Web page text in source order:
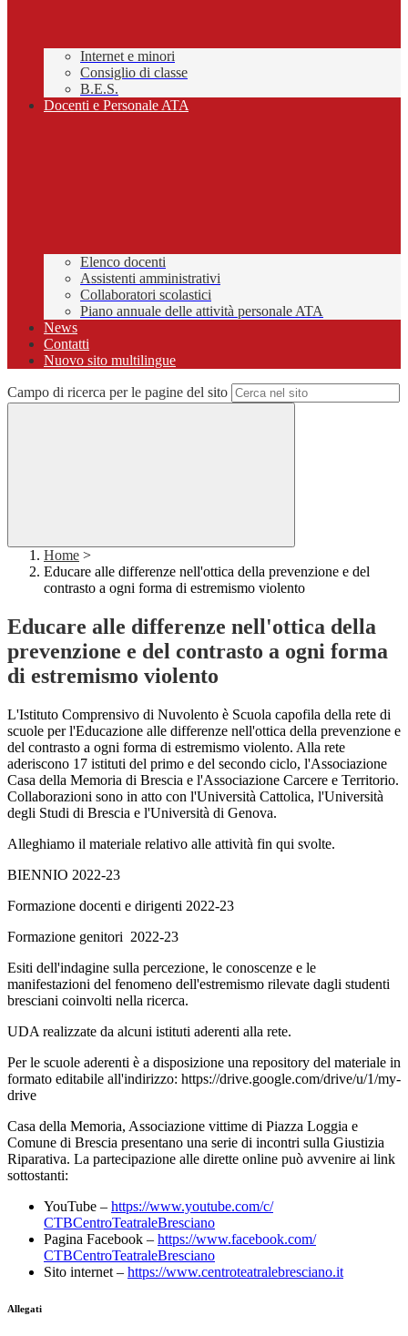
Internet e minori
Consiglio di classe
B.E.S.
Docenti e Personale ATA
Elenco docenti
Assistenti amministrativi
Collaboratori scolastici
Piano annuale delle attività personale ATA
News
Contatti
Nuovo sito multilingue
Campo di ricerca per le pagine del sito
Home >
Educare alle differenze nell'ottica della prevenzione e del
contrasto a ogni forma di estremismo violento
Educare alle differenze nell'ottica della
prevenzione e del contrasto a ogni forma
di estremismo violento
L'Istituto Comprensivo di Nuvolento è Scuola capofila della rete di
scuole per l'Educazione alle differenze nell'ottica della prevenzione e
del contrasto a ogni forma di estremismo violento. Alla rete
aderiscono 17 istituti del primo e del secondo ciclo, l'Associazione
Casa della Memoria di Brescia e l'Associazione Carcere e Territorio.
Collaborazioni sono in atto con l'Università Cattolica, l'Università
degli Studi di Brescia e l'Università di Genova.
Alleghiamo il materiale relativo alle attività fin qui svolte.
BIENNIO 2022-23
Formazione docenti e dirigenti 2022-23
Formazione genitori 2022-23
Esiti dell'indagine sulla percezione, le conoscenze e le
manifestazioni del fenomeno dell'estremismo rilevate dagli studenti
bresciani coinvolti nella ricerca.
UDA realizzate da alcuni istituti aderenti alla rete.
Per le scuole aderenti è a disposizione una repository del materiale in
formato editabile all'indirizzo: https://drive.google.com/drive/u/1/my-
drive
Casa della Memoria, Associazione vittime di Piazza Loggia e
Comune di Brescia presentano una serie di incontri sulla Giustizia
Riparativa. La partecipazione alle dirette online può avvenire ai link
sottostanti:
YouTube – https://www.youtube.com/c/
CTBCentroTeatraleBresciano
Pagina Facebook – https://www.facebook.com/
CTBCentroTeatraleBresciano
Sito internet – https://www.centroteatralebresciano.it
Allegati